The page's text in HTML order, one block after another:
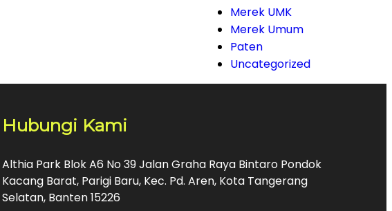
Merek UMK
Merek Umum
Paten
Uncategorized
Hubungi Kami
Althia Park Blok A6 No 39 Jalan Graha Raya Bintaro Pondok
Kacang Barat, Parigi Baru, Kec. Pd. Aren, Kota Tangerang
Selatan, Banten 15226